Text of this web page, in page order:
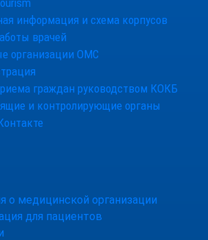
информация и схема корпусов
врачей
организации ОМС
граждан руководством КОКБ
и контролирующие органы
о медицинской организации
для пациентов